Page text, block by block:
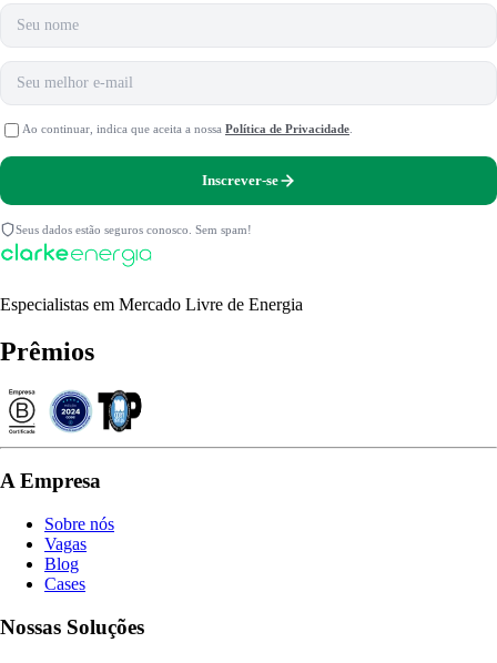
Nome
E-mail
Ao continuar, indica que aceita a nossa Política de Privacidade
Inscrever-se
Seus dados estão seguros conosco. Sem spam!
Especialistas em Mercado Livre de Energia
Prêmios
A Empresa
Sobre nós
Vagas
Blog
Cases
Nossas Soluções